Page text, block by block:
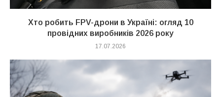
Хто робить FPV-дрони в Україні: огляд 10
провідних виробників 2026 року
17.07.2026